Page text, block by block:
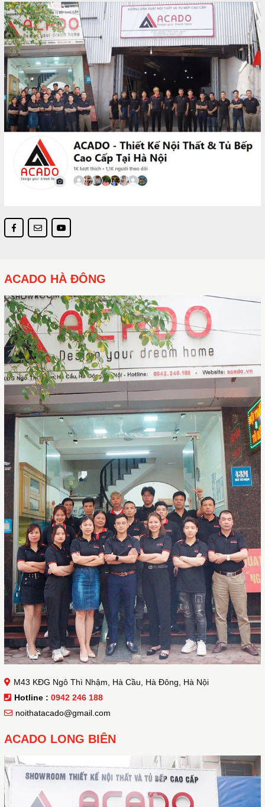
ACADO HÀ ĐÔNG
M43 KĐG Ngô Thì Nhậm, Hà Cầu, Hà Đông, Hà Nội
Hotline : 0942 246 188
noithatacado@gmail.com
ACADO LONG BIÊN